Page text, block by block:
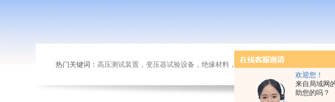
欢迎您！
来自局域网
助您的吗？
热门关键词： 高压测试装置，变压器试验设备，绝缘材料，电子仪器仪表